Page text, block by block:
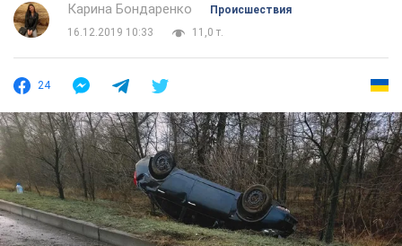
Карина Бондаренко
Происшествия
16.12.2019 10:33
11,0 т.
24